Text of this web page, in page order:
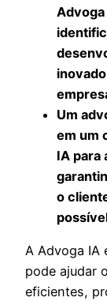
Um
em um
IA para
o
A Advoga IA
pode ajudar
eficientes,